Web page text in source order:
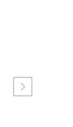
KOKORIKO